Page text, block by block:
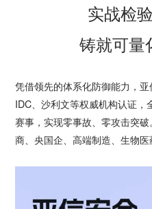
实战检
铸就可量
凭借领先的体系化防御能力，
IDC、沙利文等权威机构认证
赛事，实现零事故、零攻击突
商、央国企、高端制造、生物医